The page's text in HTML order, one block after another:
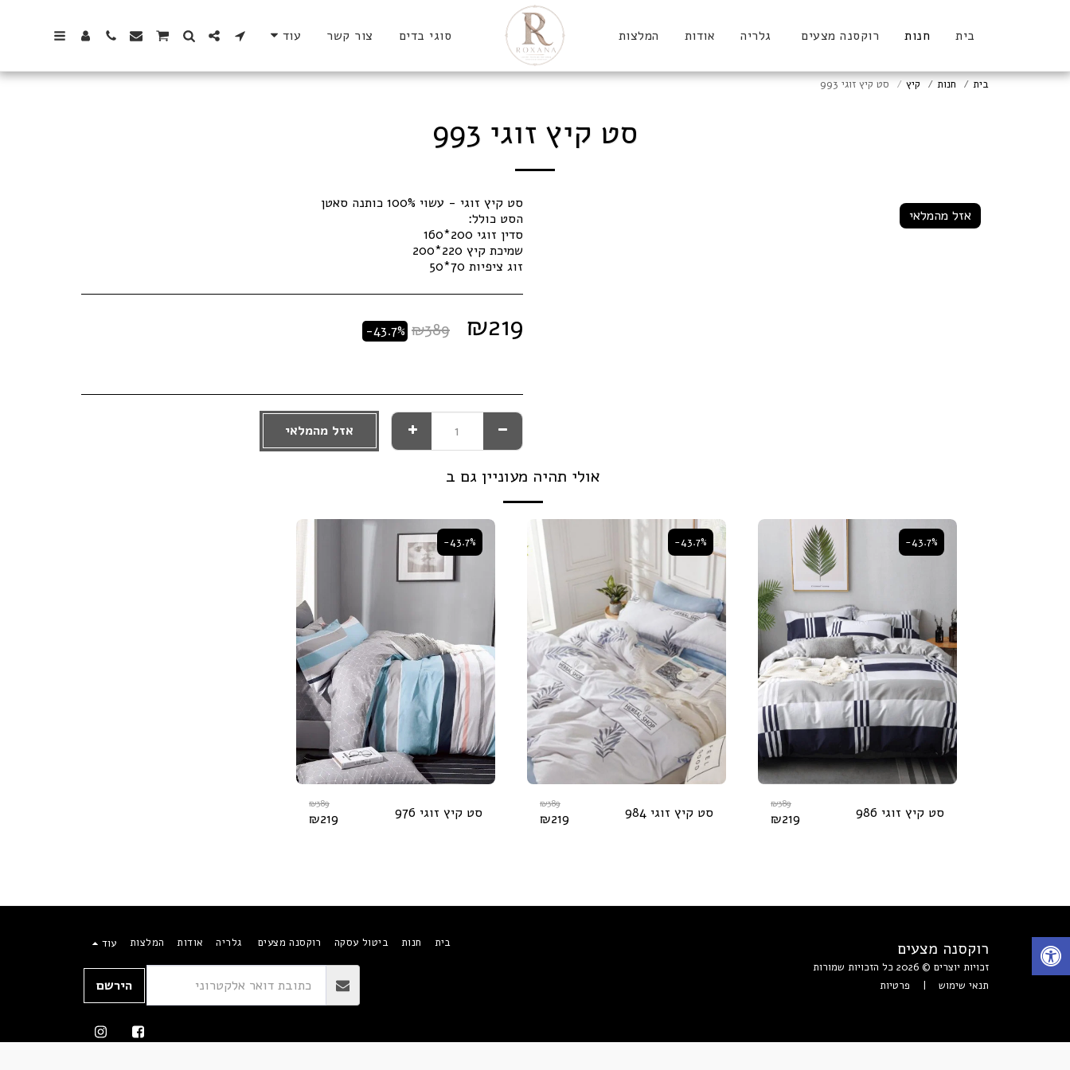
בית חנות רוקסנה מצעים גלריה אודות המלצות סוגי בדים צור קשר עוד
בית חנות קיץ סט קיץ זוגי 993
סט קיץ זוגי 993
אזל מהמלאי
זוג ציפיות 70*50
₪219
₪389
-43.7%
אזל מהמלאי
אולי תהיה מעוניין גם ב
-43.7%
סט קיץ זוגי 986 ₪389
₪219
-43.7%
סט קיץ זוגי 984 ₪389
₪219
-43.7%
סט קיץ זוגי 976 ₪389
₪219
רוקסנה מצעים
זכויות יוצרים © 2026 כל הזכויות שמורות
תנאי שימוש | פרטיות
בית חנות ביטול עסקה רוקסנה מצעים גלריה אודות המלצות עוד
הירשם